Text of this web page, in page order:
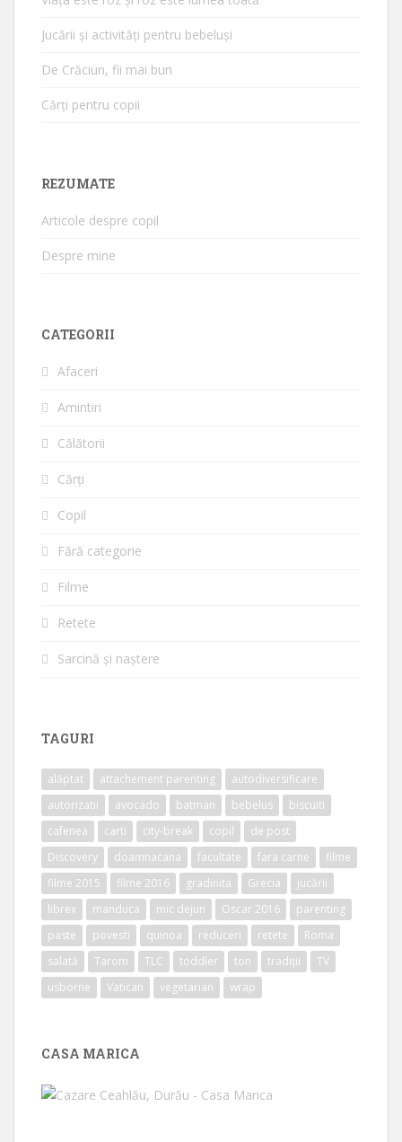
Jucării și activități pentru bebeluși
De Crăciun, fii mai bun
Cărți pentru copii
REZUMATE
Articole despre copil
Despre mine
CATEGORII
Afaceri
Amintiri
Călătorii
Cărți
Copil
Fără categorie
Filme
Retete
Sarcină și naștere
TAGURI
alăptat attachement parenting
autodiversificare
autorizatii
avocado batman bebelus
biscuiti
cafenea
carti city-break copil
de post
Discovery
doamnacana facultate fara carne
filme
filme 2015
filme 2016 gradinita Grecia
jucării
librex
manduca mic dejun Oscar 2016
parenting
paste
povesti quinoa reduceri retete
Roma
salată
Tarom TLC toddler ton tradiții
TV
usborne
Vatican vegetarian wrap
CASA MARICA